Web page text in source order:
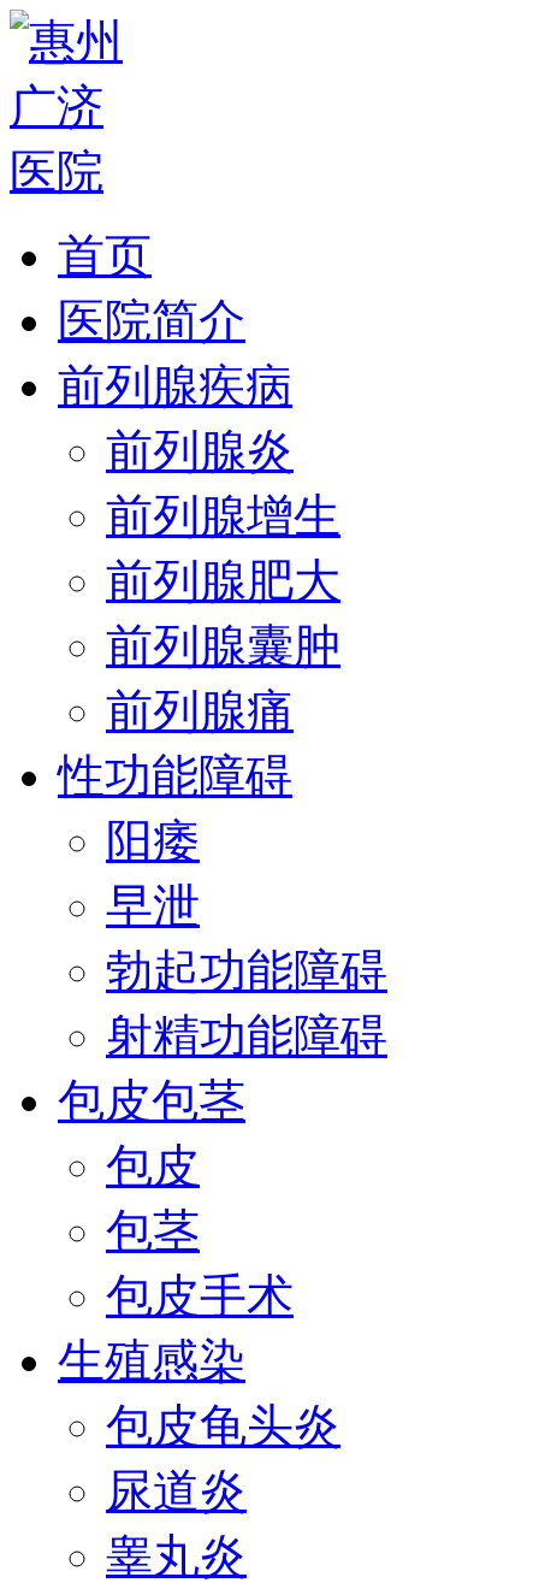
首页
医院简介
前列腺疾病
前列腺炎
前列腺增生
前列腺肥大
前列腺囊肿
前列腺痛
性功能障碍
阳痿
早泄
勃起功能障碍
射精功能障碍
包皮包茎
包皮
包茎
包皮手术
生殖感染
包皮龟头炎
尿道炎
睾丸炎